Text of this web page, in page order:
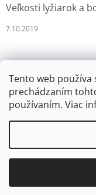
Tento web používa
prechádzaním
používaním. Viac
Veľkosti lyžiarok a
7.10.2019
Copyright 2026